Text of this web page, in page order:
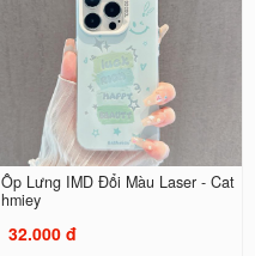
Ốp Lưng IMD Đổi Màu Laser - Cat
hmiey
32.000 đ